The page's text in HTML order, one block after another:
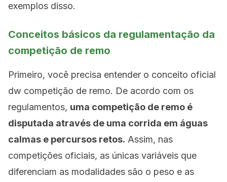
exemplos disso.
Conceitos básicos da regulamentação da
competição de remo
Primeiro, você precisa entender o conceito oficial
dw competição de remo. De acordo com os
regulamentos, uma competição de remo é
disputada através de uma corrida em águas
calmas e percursos retos. Assim, nas
competições oficiais, as únicas variáveis ​​que
diferenciam as modalidades são o peso e as